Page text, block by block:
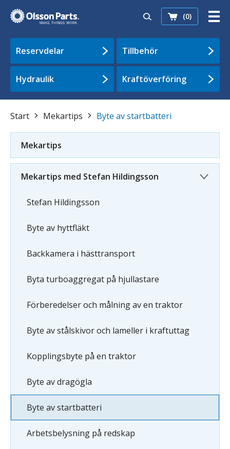
(0)
Reservdelar Tillbehör
Hydraulik Kraftöverföring
Start Mekartips Byte av startbatteri
Mekartips
Mekartips med Stefan Hildingsson
Stefan Hildingsson
Byte av hyttfläkt
Backkamera i hästtransport
Byta turboaggregat på hjullastare
Förberedelser och målning av en traktor
Byte av stålskivor och lameller i kraftuttag
Kopplingsbyte på en traktor
Byte av dragögla
Byte av startbatteri
Arbetsbelysning på redskap